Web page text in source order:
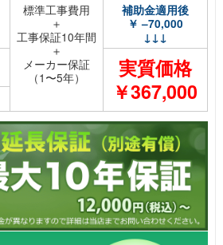
標準工事費用
＋
工事保証10年間
＋
メーカー保証
（1〜5年）
補助金適用後
￥ –70,000
↓↓↓
実質価格
￥367,000